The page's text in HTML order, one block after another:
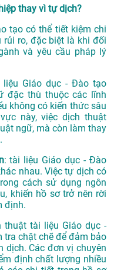
thay vì tự dịch?
tạo có thể tiết kiệm chi
rủi ro, đặc biệt là khi đối
và yêu cầu pháp lý
liệu Giáo dục - Đào tạo
đặc thù thuộc các lĩnh
không có kiến thức sâu
này, việc dịch thuật
ngữ, mà còn làm thay
: tài liệu Giáo dục - Đào
nhau. Việc tự dịch có
cách sử dụng ngôn
khiến hồ sơ trở nên rời
định.
thuật tài liệu Giáo dục -
chặt chẽ để đảm bảo
dịch. Các đơn vị chuyên
định chất lượng nhiều